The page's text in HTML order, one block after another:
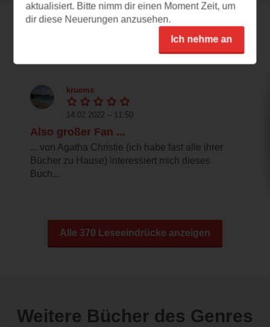
Leseeindrücke
kruems
14.02.2022 – 11:50
Also großer Fan ...
... von Agatha Christie (ich habe fast alle ihrer
Bücher zu Hause) interessiert mich dieses
Buch...
Alle 370 Leseeindrücke anzeigen
Weitere Bücher des Genres
aktualisiert. Bitte nimm dir einen Moment Zeit, um
dir diese Neuerungen anzusehen.
Ich nehme an